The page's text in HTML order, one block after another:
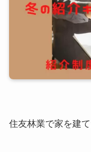
住友林業で家を建て